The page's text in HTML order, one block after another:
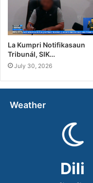
La Kumpri Notifikasaun
Tribunál, SIK…
July 30, 2026
Weather
Dili